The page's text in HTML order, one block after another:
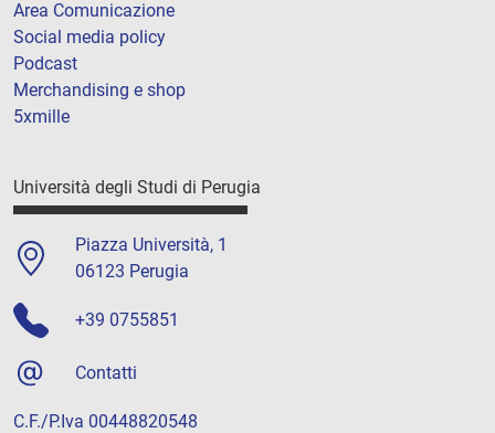
Area Comunicazione
Social media policy
Podcast
Merchandising e shop
5xmille
Università degli Studi di Perugia
Piazza Università, 1
06123 Perugia
+39 0755851
Contatti
C.F./P.Iva 00448820548